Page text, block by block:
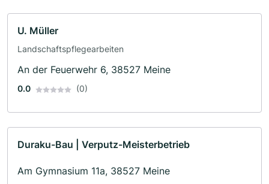
U. Müller
Landschaftspflegearbeiten
An der Feuerwehr 6, 38527 Meine
0.0 (0)
Duraku-Bau | Verputz-Meisterbetrieb
Am Gymnasium 11a, 38527 Meine